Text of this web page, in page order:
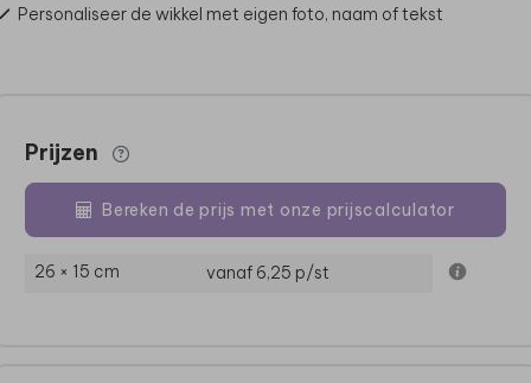
Personaliseer de wikkel met eigen foto, naam of tekst
Prijzen
Bereken de prijs met onze prijscalculator
26 × 15 cm vanaf 6,25 p/st